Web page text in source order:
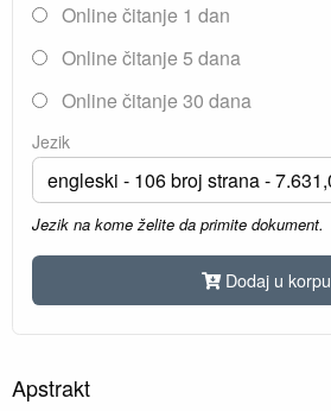
Online čitanje 1 dan
Online čitanje 5 dana
Online čitanje 30 dana
Jezik
Jezik na kome želite da primite dokument.
Dodaj u korpu
Apstrakt